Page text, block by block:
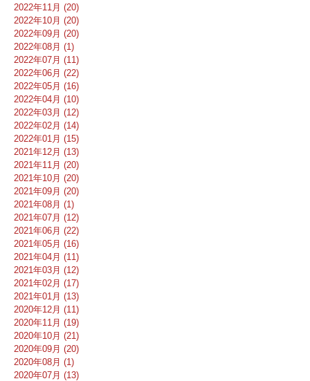
2022年11月 (20)
2022年10月 (20)
2022年09月 (20)
2022年08月 (1)
2022年07月 (11)
2022年06月 (22)
2022年05月 (16)
2022年04月 (10)
2022年03月 (12)
2022年02月 (14)
2022年01月 (15)
2021年12月 (13)
2021年11月 (20)
2021年10月 (20)
2021年09月 (20)
2021年08月 (1)
2021年07月 (12)
2021年06月 (22)
2021年05月 (16)
2021年04月 (11)
2021年03月 (12)
2021年02月 (17)
2021年01月 (13)
2020年12月 (11)
2020年11月 (19)
2020年10月 (21)
2020年09月 (20)
2020年08月 (1)
2020年07月 (13)